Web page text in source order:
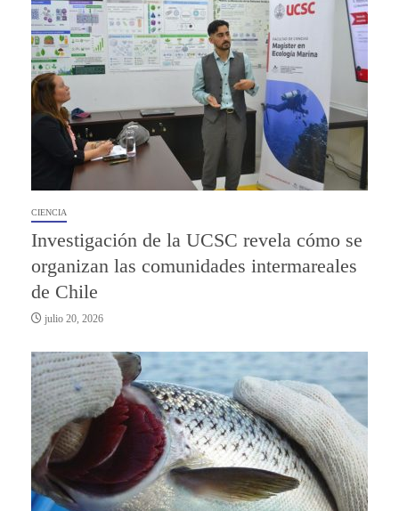
CIENCIA
Investigación de la UCSC revela cómo se
organizan las comunidades intermareales
de Chile
julio 20, 2026